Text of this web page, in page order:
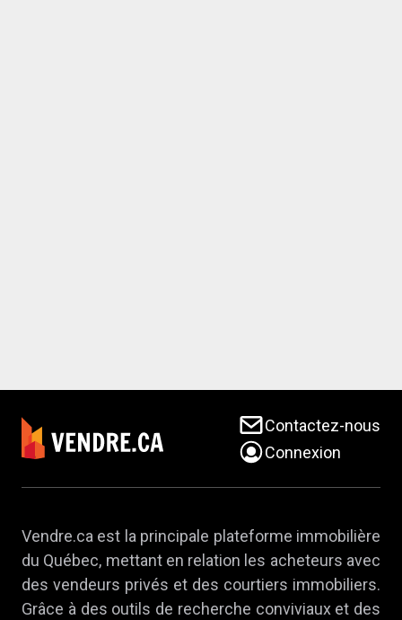
Contactez-nous
Connexion
Vendre.ca est la principale plateforme immobilière
du Québec, mettant en relation les acheteurs avec
des vendeurs privés et des courtiers immobiliers.
Grâce à des outils de recherche conviviaux et des